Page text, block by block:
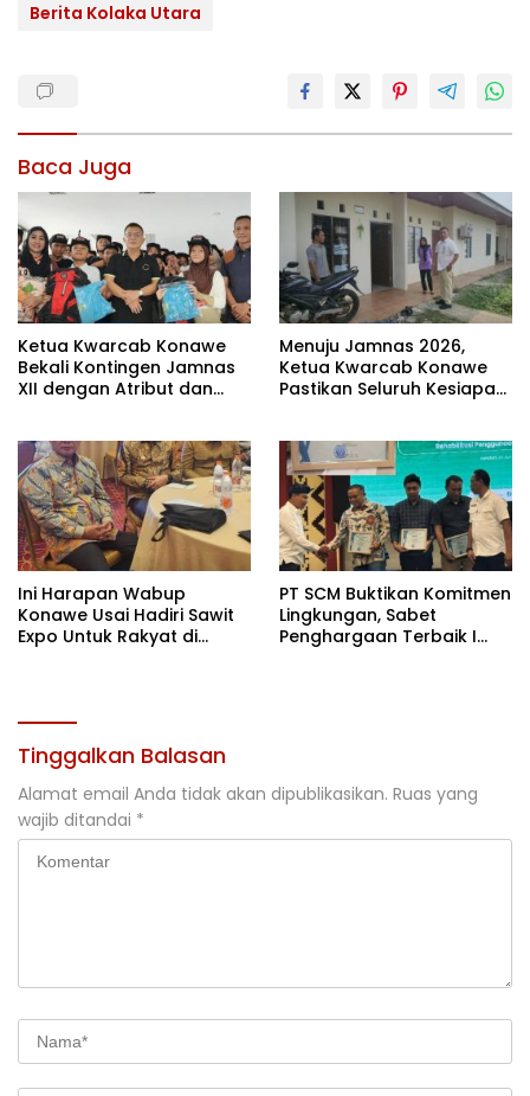
Berita Kolaka Utara
Baca Juga
Ketua Kwarcab Konawe
Bekali Kontingen Jamnas
XII dengan Atribut dan
Menuju Jamnas 2026,
Ketua Kwarcab Konawe
Pastikan Seluruh Kesiapan
Ini Harapan Wabup
Konawe Usai Hadiri Sawit
Expo Untuk Rakyat di
PT SCM Buktikan Komitmen
Lingkungan, Sabet
Penghargaan Terbaik I
Tinggalkan Balasan
Alamat email Anda tidak akan dipublikasikan. Ruas yang
wajib ditandai *